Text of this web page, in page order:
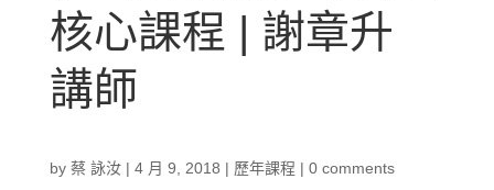
核心課程 | 謝章升
講師
by 蔡 詠汝| 4 月 9, 2018 | 歷年課程 | 0 comments